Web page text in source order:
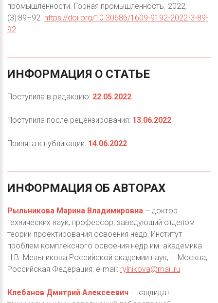
промышленности. Горная промышленность. 2022;
(3):89–92. https://doi.org/10.30686/1609-9192-2022-3-89-
92
ИНФОРМАЦИЯ О СТАТЬЕ
Поступила в редакцию: 22.05.2022
Поступила после рецензирования: 13.06.2022
Принята к публикации: 14.06.2022
ИНФОРМАЦИЯ ОБ АВТОРАХ
Рыльникова Марина Владимировна – доктор
технических наук, профессор, заведующий отделом
теории проектирования освоения недр, Институт
проблем комплексного освоения недр им. академика
Н.В. Мельникова Российской академии наук, г. Москва,
Российская Федерация; e-mail: rylnikova@mail.ru
Клебанов Дмитрий Алексеевич – кандидат